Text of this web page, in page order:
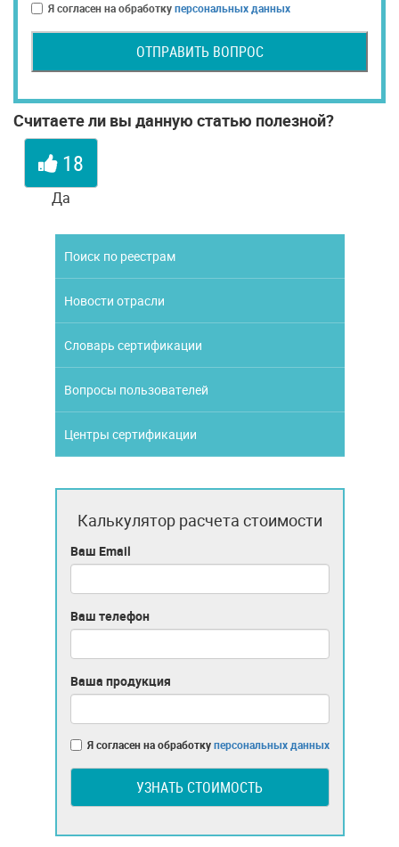
Я согласен на обработкуперсональных данных
ОТПРАВИТЬ ВОПРОС
Считаете ли вы данную статью полезной?
18
Да
Поиск по реестрам
Новости отрасли
Словарь сертификации
Вопросы пользователей
Центры сертификации
Калькулятор расчета стоимости
Ваш Email
Ваш телефон
Ваша продукция
Я согласен на обработкуперсональных данных
УЗНАТЬ СТОИМОСТЬ